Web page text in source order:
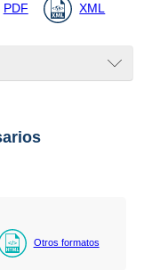
PDF XML
Otros formatos